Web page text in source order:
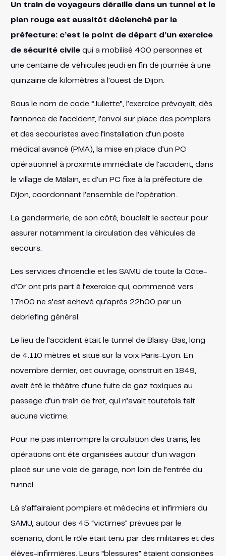
Un train de voyageurs déraille dans un tunnel et le
plan rouge est aussitôt déclenché par la
préfecture: c’est le point de départ d’un exercice
de sécurité civilequi a mobilisé 400 personnes et
une centaine de véhicules jeudi en fin de journée à une
quinzaine de kilomètres à l’ouest de Dijon.
Sous le nom de code “Juliette”, l’exercice prévoyait, dès
l’annonce de l’accident, l’envoi sur place des pompiers
et des secouristes avec l’installation d’un poste
médical avancé (PMA), la mise en place d’un PC
opérationnel à proximité immédiate de l’accident, dans
le village de Mâlain, et d’un PC fixe à la préfecture de
Dijon, coordonnant l’ensemble de l’opération.
La gendarmerie, de son côté, bouclait le secteur pour
assurer notamment la circulation des véhicules de
secours.
Les services d’incendie et les SAMU de toute la Côte-
d’Or ont pris part à l’exercice qui, commencé vers
17h00 ne s’est achevé qu’après 22h00 par un
debriefing général.
Le lieu de l’accident était le tunnel de Blaisy-Bas, long
de 4.110 mètres et situé sur la voix Paris-Lyon. En
novembre dernier, cet ouvrage, construit en 1849,
avait été le théâtre d’une fuite de gaz toxiques au
passage d’un train de fret, qui n’avait toutefois fait
aucune victime.
Pour ne pas interrompre la circulation des trains, les
opérations ont été organisées autour d’un wagon
placé sur une voie de garage, non loin de l’entrée du
tunnel.
Là s’affairaient pompiers et médecins et infirmiers du
SAMU, autour des 45 “victimes” prévues par le
scénario, dont le rôle était tenu par des militaires et des
élèves-infirmières. Leurs “blessures” étaient consignées